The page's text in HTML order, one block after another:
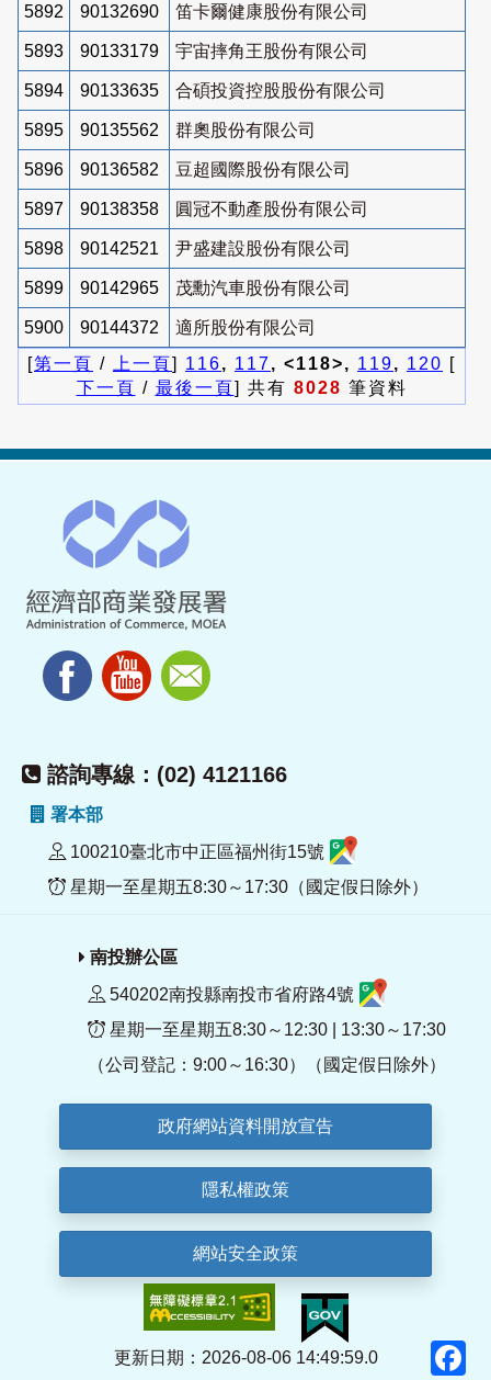
5892 90132690 笛卡爾健康股份有限公司
5893 90133179 宇宙摔角王股份有限公司
5894 90133635 合碩投資控股股份有限公司
5895 90135562 群奧股份有限公司
5896 90136582 豆超國際股份有限公司
5897 90138358 圓冠不動產股份有限公司
5898 90142521 尹盛建設股份有限公司
5899 90142965 茂勳汽車股份有限公司
5900 90144372
適所股份有限公司
[第一頁 / 上一頁] 116, 117, <118>, 119, 120 [
下一頁 / 最後一頁] 共有 8028 筆資料
諮詢專線：(02) 4121166
署本部
100210臺北市中正區福州街15號
星期一至星期五8:30～17:30（國定假日除外）
南投辦公區
540202南投縣南投市省府路4號
星期一至星期五8:30～12:30 | 13:30～17:30
（公司登記：9:00～16:30）（國定假日除外）
政府網站資料開放宣告
隱私權政策
網站安全政策
更新日期：2026-08-06 14:49:59.0